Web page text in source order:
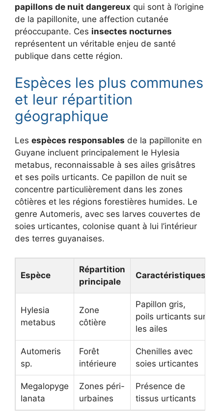
papillons de nuit dangereux qui sont à l’origine
de la papillonite, une affection cutanée
préoccupante. Ces insectes nocturnes
représentent un véritable enjeu de santé
publique dans cette région.
Espèces les plus communes
et leur répartition
géographique
Les espèces responsables de la papillonite en
Guyane incluent principalement le Hylesia
metabus, reconnaissable à ses ailes grisâtres
et ses poils urticants. Ce papillon de nuit se
concentre particulièrement dans les zones
côtières et les régions forestières humides. Le
genre Automeris, avec ses larves couvertes de
soies urticantes, colonise quant à lui l’intérieur
des terres guyanaises.
Espèce
Répartition
principale
Caractéristiques
Hylesia
metabus
Zone
côtière
Papillon gris,
poils urticants sur
les ailes
Automeris
sp.
Forêt
intérieure
Chenilles avec
soies urticantes
Megalopyge
lanata
Zones péri-
urbaines
Présence de
tissus urticants